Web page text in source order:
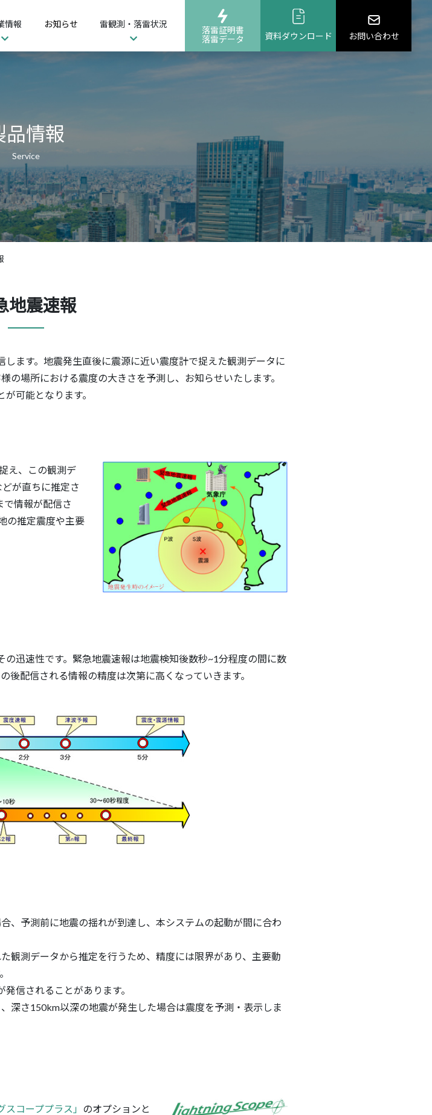
情報 お知らせ 雷観測・落雷状況
落雷証明書
落雷データ
資料ダウンロード お問い合わせ
品情報
地震速報
ます。地震発生直後に震源に近い震度計で捉えた観測データに
の場所における震度の大きさを予測し、お知らせいたします。
可能となります。
え、この観測デ
が直ちに推定さ
で情報が配信さ
の推定震度や主要
迅速性です。緊急地震速報は地震検知後数秒~1分程度の間に数
配信される情報の精度は次第に高くなっていきます。
、予測前に地震の揺れが到達し、本システムの起動が間に合わ
観測データから推定を行うため、精度には限界があり、主要動
信されることがあります。
深さ150km以深の地震が発生した場合は震度を予測・表示しま
スコーププラス」 のオプションと